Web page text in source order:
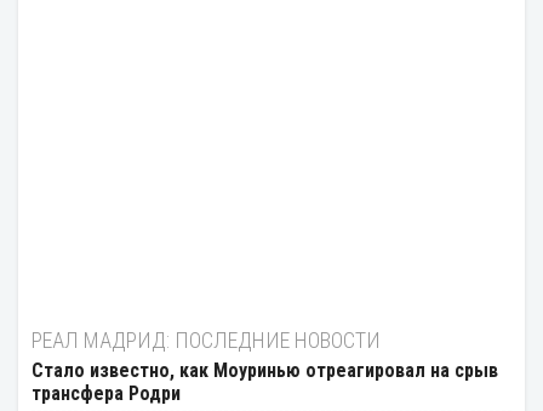
РЕАЛ МАДРИД: ПОСЛЕДНИЕ НОВОСТИ
Стало известно, как Моуринью отреагировал на срыв
трансфера Родри